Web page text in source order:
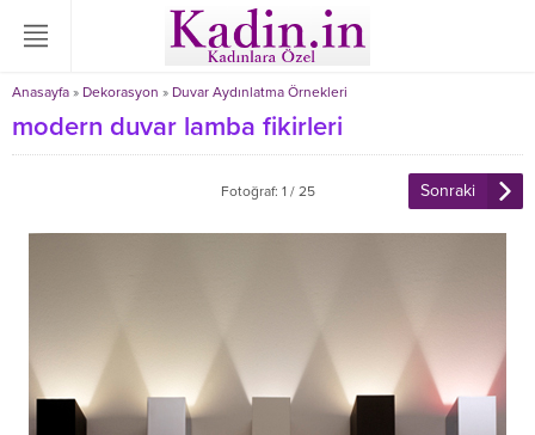
Anasayfa » Dekorasyon » Duvar Aydınlatma Örnekleri
modern duvar lamba fikirleri
Fotoğraf: 1 / 25 Sonraki